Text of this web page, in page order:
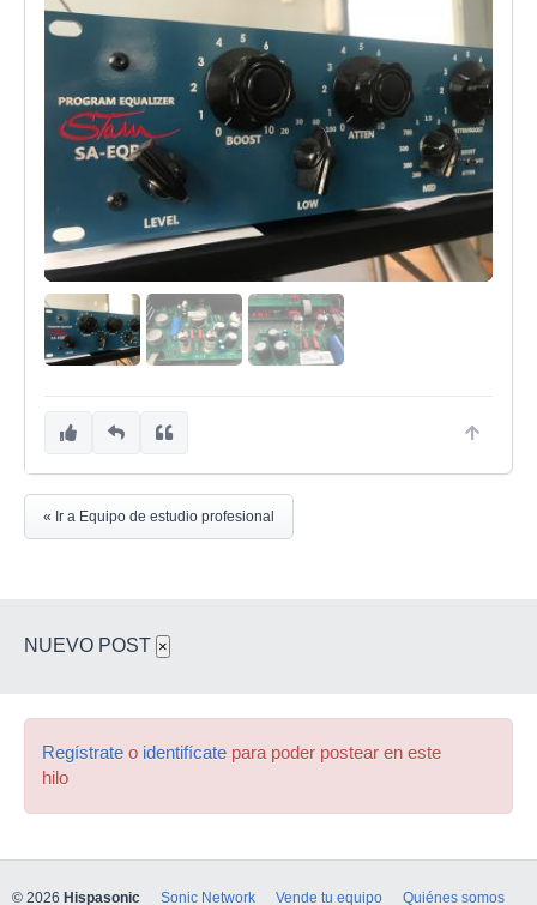
« Ir a Equipo de estudio profesional
NUEVO POST ×
Regístrate o identifícate para poder postear en este
hilo
© 2026 Hispasonic Sonic Network Vende tu equipo Quiénes somos